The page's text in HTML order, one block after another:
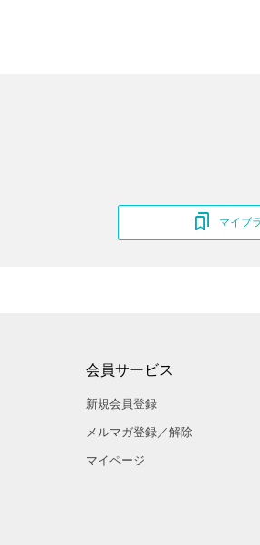
マイブ
会員サービス
新規会員登録
メルマガ登録／解除
マイページ